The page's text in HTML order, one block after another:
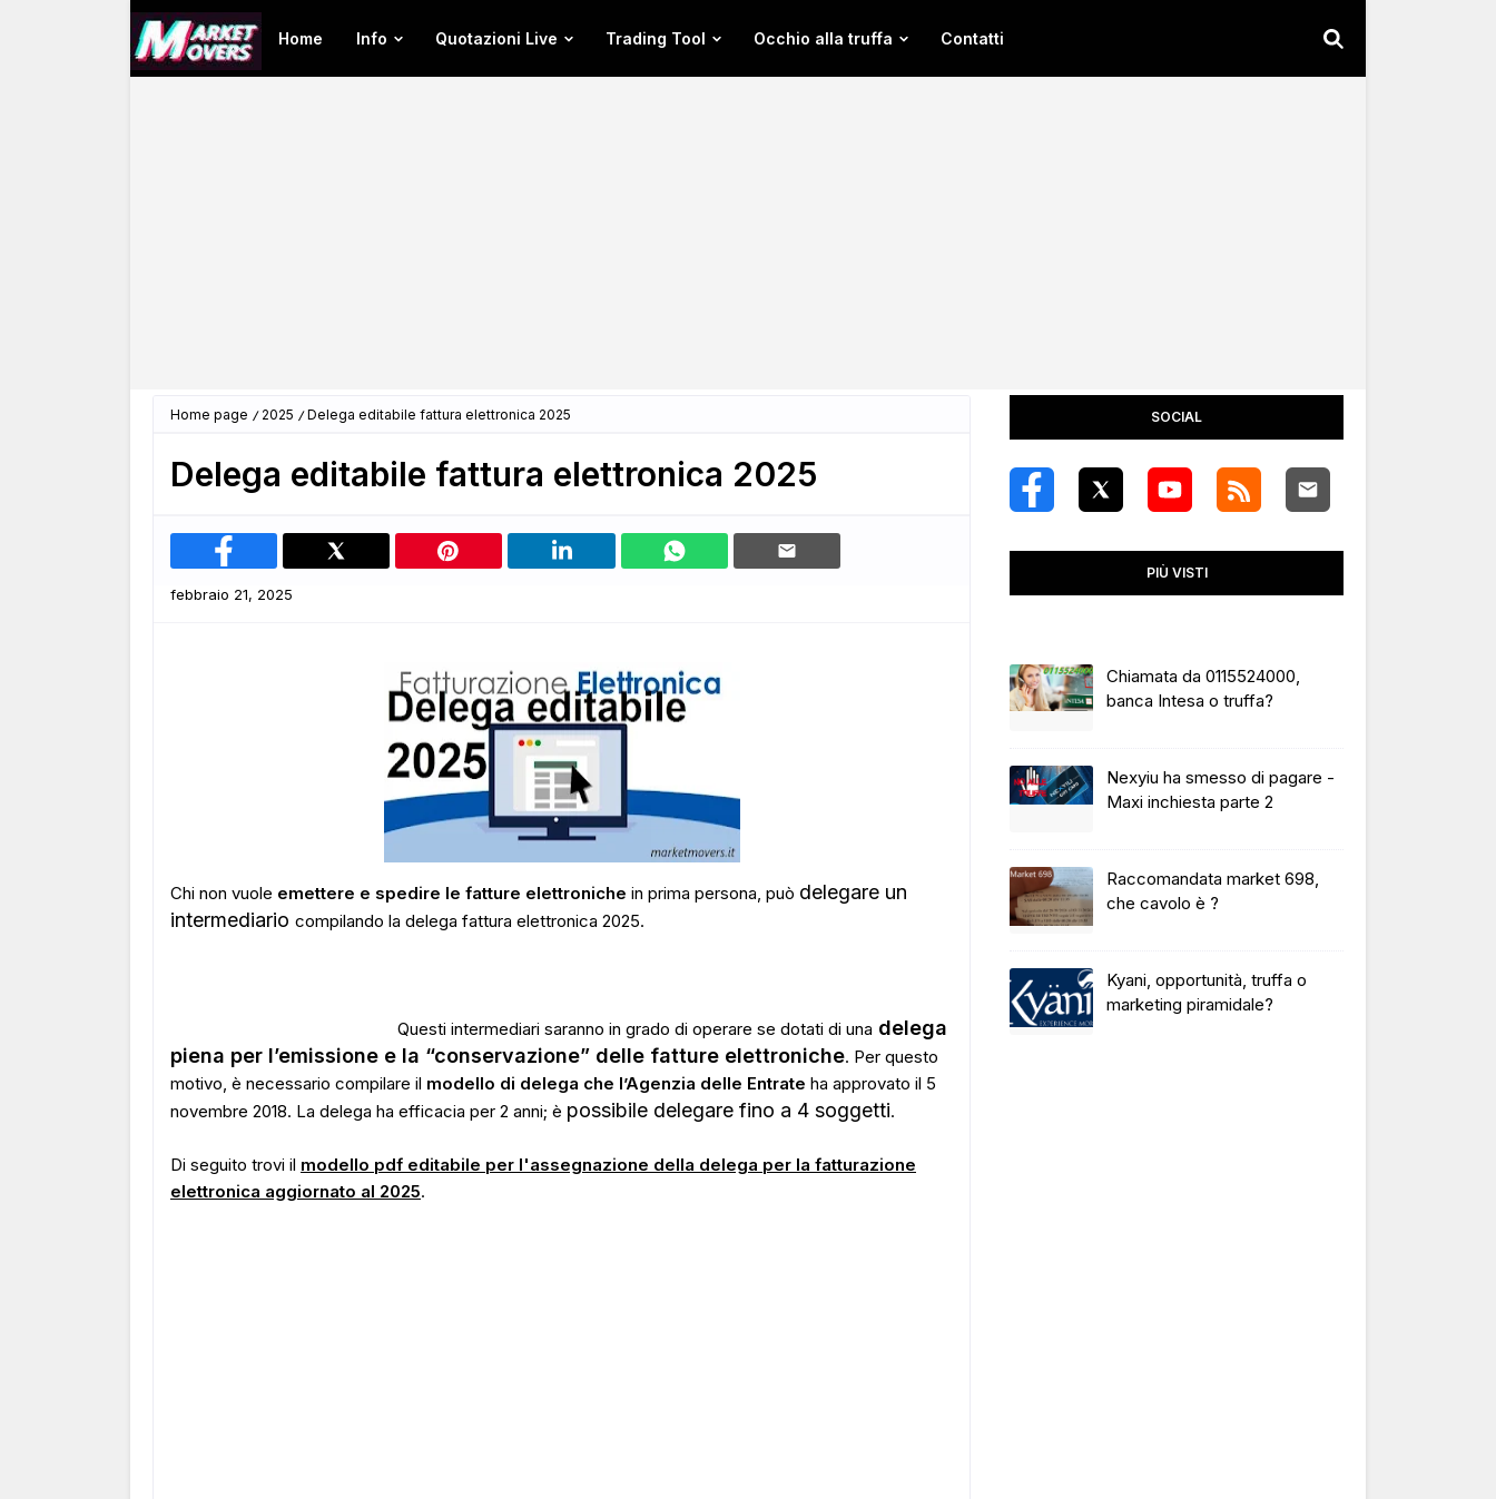
Home Info Quotazioni Live Trading Tool Occhio alla truffa Contatti
Home page 2025 Delega editabile fattura elettronica 2025
Delega editabile fattura elettronica 2025
febbraio 21, 2025
Chi non vuole emettere e spedire le fatture elettroniche in prima persona, può delegare un
intermediario compilando la delega fattura elettronica 2025.
Questi intermediari saranno in grado di operare se dotati di una delega
piena per l’emissione e la “conservazione” delle fatture elettroniche. Per questo
motivo, è necessario compilare il modello di delega che l’Agenzia delle Entrate ha approvato il 5
novembre 2018. La delega ha efficacia per 2 anni; è possibile delegare fino a 4 soggetti.
Di seguito trovi il modello pdf editabile per l'assegnazione della delega per la fatturazione
elettronica aggiornato al 2025.
SOCIAL
PIÙ VISTI
Chiamata da 0115524000,
banca Intesa o truffa?
Nexyiu ha smesso di pagare -
Maxi inchiesta parte 2
Raccomandata market 698,
che cavolo è ?
Kyani, opportunità, truffa o
marketing piramidale?